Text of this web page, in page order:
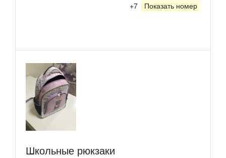
+7 Показать номер
Школьные рюкзаки